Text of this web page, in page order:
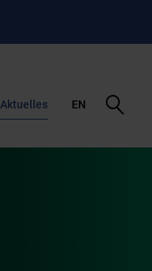
Aktuelles EN
Suche
öffnen